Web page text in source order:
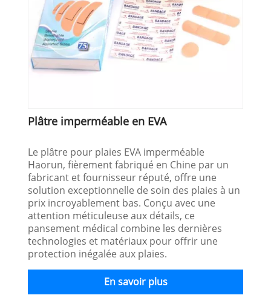
Plâtre imperméable en EVA
Le plâtre pour plaies EVA imperméable
Haorun, fièrement fabriqué en Chine par un
fabricant et fournisseur réputé, offre une
solution exceptionnelle de soin des plaies à un
prix incroyablement bas. Conçu avec une
attention méticuleuse aux détails, ce
pansement médical combine les dernières
technologies et matériaux pour offrir une
protection inégalée aux plaies.
En savoir plus